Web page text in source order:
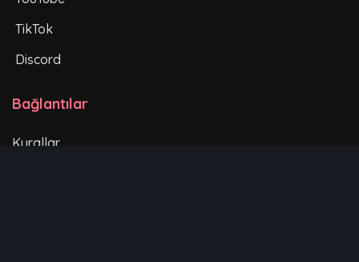
TikTok
Discord
Bağlantılar
Kurallar